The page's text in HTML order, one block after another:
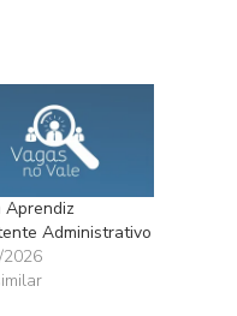
Aprendiz
Administrativo